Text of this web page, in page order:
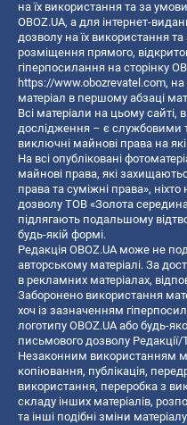
на їх використання та за
OBOZ.UA, а для інтернет-
дозволу на їх використання
розміщення прямого,
гіперпосилання на сторінку
https://www.obozrevatel.com, на
матеріал в першому абзаці
Всі матеріали на цьому сайті,
дослідження – є службовими
виключні майнові права на
На всі опубліковані
майнові права, які
права та суміжні права»,
дозволу ТОВ «Золота
підлягають подальшому
будь-якій формі.
Редакція OBOZ.UA може не
авторському матеріалі. За
в рекламних матеріалах,
Заборонено використання
хоч із зазначенням
логотипу OBOZ.UA або будь-
письмового дозволу
Незаконним використанням
копiювання, публiкацiя,
використання, переробка з
складу інших матеріалів,
та інші подібні зміни